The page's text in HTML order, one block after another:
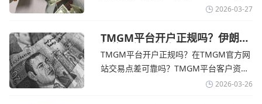
个在交易优势和可靠性两方面都非常均衡
在学习和探索中成长的新手交易者。通过
avatrade官网交易资讯了解，零售企业警
告称，中东地区的冲突正在推高成本，如
2026-03-27
TMGM平台开户正规吗？伊朗仍
拒绝与美国直接谈判-TMGM官
网
TMGM平台开户正规吗？在TMGM官方网
站交易点差可靠吗？‌‌‌TMGM平台客户资金
存放在澳大利亚国民银行等顶级银行的独
2026-03-26